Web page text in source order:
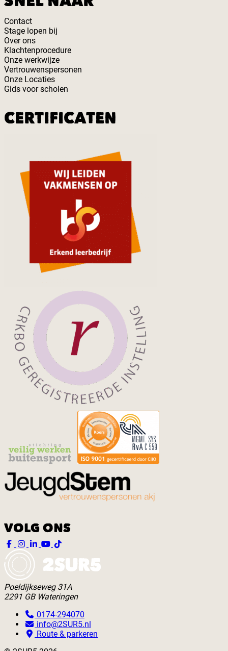
Contact
Stage lopen bij
Over ons
Klachtenprocedure
Onze werkwijze
Vertrouwenspersonen
Onze Locaties
Gids voor scholen
CERTIFICATEN
VOLG ONS
Poeldijkseweg 31A
2291 GB Wateringen
0174-294070
info@2SUR5.nl
Route & parkeren